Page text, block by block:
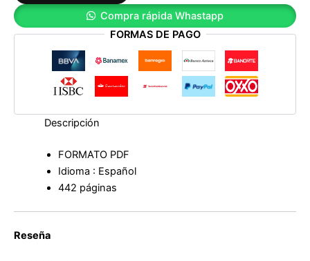
cantidad
Compra rápida Whastapp
FORMAS DE PAGO
Descripción
FORMATO PDF
Idioma : Español
442 páginas
Reseña